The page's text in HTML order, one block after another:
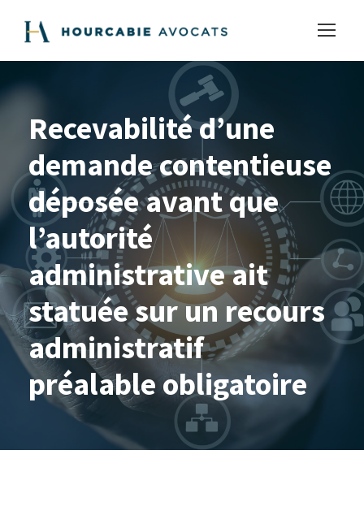
Recevabilité d’une
demande contentieuse
déposée avant que
l’autorité
administrative ait
statuée sur un recours
administratif
préalable obligatoire